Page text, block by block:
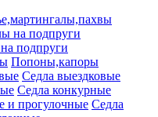
подпруги
Попоны,капоры
Седла выездковые
Седла конкурные
Седла